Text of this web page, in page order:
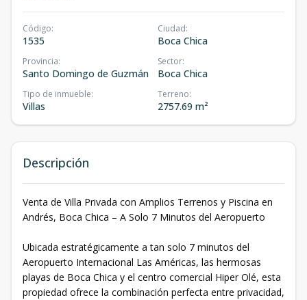
Código:
1535
Ciudad:
Boca Chica
Provincia:
Santo Domingo de Guzmán
Sector:
Boca Chica
Tipo de inmueble:
Villas
Terreno:
2757.69 m²
Descripción
Venta de Villa Privada con Amplios Terrenos y Piscina en
Andrés, Boca Chica – A Solo 7 Minutos del Aeropuerto
Ubicada estratégicamente a tan solo 7 minutos del
Aeropuerto Internacional Las Américas, las hermosas
playas de Boca Chica y el centro comercial Hiper Olé, esta
propiedad ofrece la combinación perfecta entre privacidad,